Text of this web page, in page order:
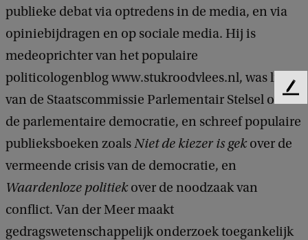
publieke debat via optredens in de media, en via
opiniebijdragen en op sociale media. Hij is
medeoprichter van het populaire
politicologenblog www.stukroodvlees.nl, was lid
van de Staatscommissie Parlementair Stelsel over
de parlementaire democratie, en schreef populaire
publieksboeken zoalsNiet de kiezer is gekover de
vermeende crisis van de democratie, en
Waardenloze politiekover de noodzaak van
conflict. Van der Meer maakt
gedragswetenschappelijk onderzoek toegankelijk
F
e
d